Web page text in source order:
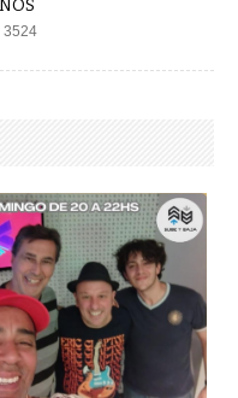
3524